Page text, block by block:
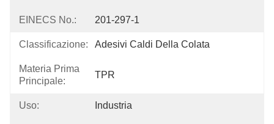
EINECS No.: 201-297-1
Classificazione: Adesivi Caldi Della Colata
Materia Prima
Principale:
TPR
Uso: Industria